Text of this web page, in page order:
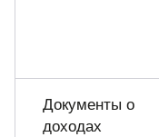
Документы о
доходах